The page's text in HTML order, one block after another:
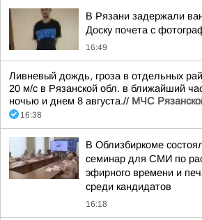
В Рязани задержали
Доску почета с
16:49
Ливневый дождь, гроза в отдельных
20 м/с в Рязанской обл. в ближайший
ночью и днем 8 августа.// МЧС
16:38
В Облизбиркоме
семинар для СМИ по
эфирного времени и
среди кандидатов
16:18